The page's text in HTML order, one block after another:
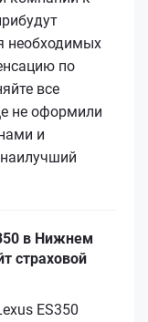
необходимых
по
все
не оформили
и
в Нижнем
страховой
ES350